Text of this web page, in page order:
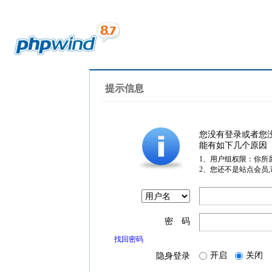
提示信息
您没有登录或者您
能有如下几个原因
1、用户组权限：你所
2、您还不是站点会员
密 码
找回密码
隐身登录 开启 关闭